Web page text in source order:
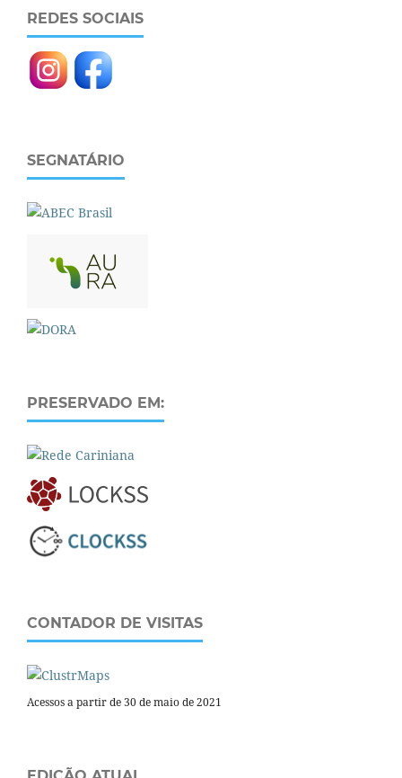
REDES SOCIAIS
SEGNATÁRIO
PRESERVADO EM:
CONTADOR DE VISITAS
Acessos a partir de 30 de maio de 2021